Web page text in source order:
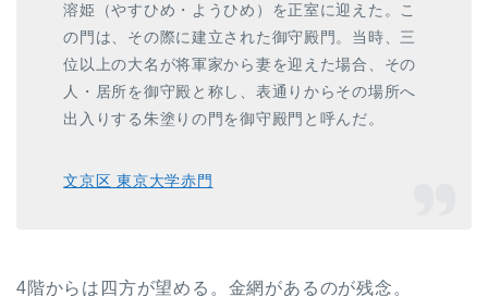
溶姫（やすひめ・ようひめ）を正室に迎えた。こ
の門は、その際に建立された御守殿門。当時、三
位以上の大名が将軍家から妻を迎えた場合、その
人・居所を御守殿と称し、表通りからその場所へ
出入りする朱塗りの門を御守殿門と呼んだ。
文京区 東京大学赤門
4階からは四方が望める。金網があるのが残念。